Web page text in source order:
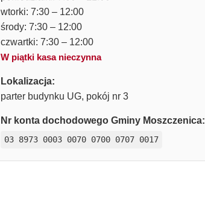
wtorki: 7:30 – 12:00
środy: 7:30 – 12:00
czwartki: 7:30 – 12:00
W piątki kasa nieczynna
Lokalizacja:
parter budynku UG, pokój nr 3
Nr konta dochodowego Gminy Moszczenica:
03 8973 0003 0070 0700 0707 0017